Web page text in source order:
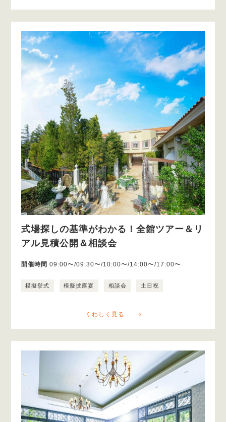
式場探しの基準がわかる！全館ツアー＆リ
アル見積公開＆相談会
開催時間 09:00〜/09:30〜/10:00〜/14:00〜/17:00〜
模擬挙式 模擬披露宴 相談会 土日祝
くわしく見る